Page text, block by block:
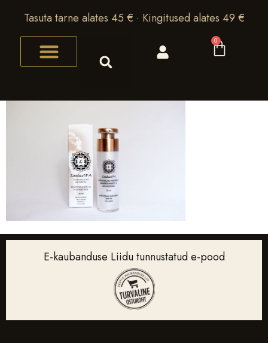
Tasuta tarne alates 45 € · Kingitused alates 49 €
0
E-kaubanduse Liidu tunnustatud e-pood